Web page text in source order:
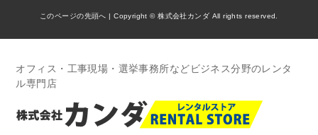
このページの先頭へ | Copyright © 株式会社カンダ All rights reserved.
オフィス・工事現場・選挙事務所などビジネス分野のレンタ
ル専門店